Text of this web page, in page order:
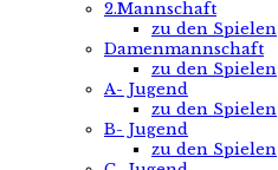
2.Mannschaft
zu den Spielen
Damenmannschaft
zu den Spielen
A- Jugend
zu den Spielen
B- Jugend
zu den Spielen